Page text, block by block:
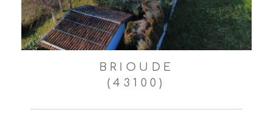
BRIOUDE
(43100)